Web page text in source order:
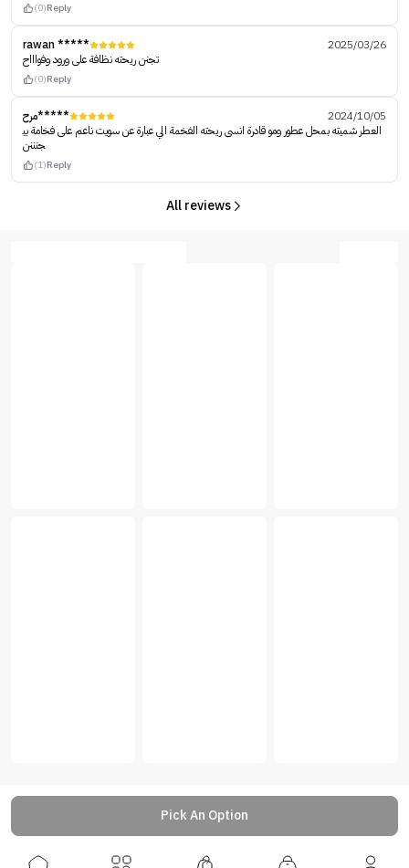
(0)Reply
rawan *****
2025/03/26
تجنن ريحته نظافة على ورود وفواااح
(0)Reply
مرح*****
2024/10/05
العطر شميته بمحل عطور ومو قادرة انسى ريحته الفخمة الي عبارة عن سويت ناعم على فخامة بي
جنننن
(1)Reply
All reviews
Pick An Option